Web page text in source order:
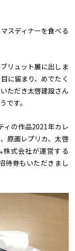
スディナーを食べる
リュット展に出しま
に留まり、めでたく
ただき太啓建設さん
です。
ィの作品2021年カレ
原画レプリカ、太啓
式会社が運営する
待券もいただきまし